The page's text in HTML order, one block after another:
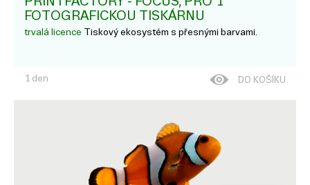
FOTOGRAFICKOU TISKÁRNU
trvalá licence Tiskový ekosystém s přesnými barvami.
1 den DO KOŠÍKU